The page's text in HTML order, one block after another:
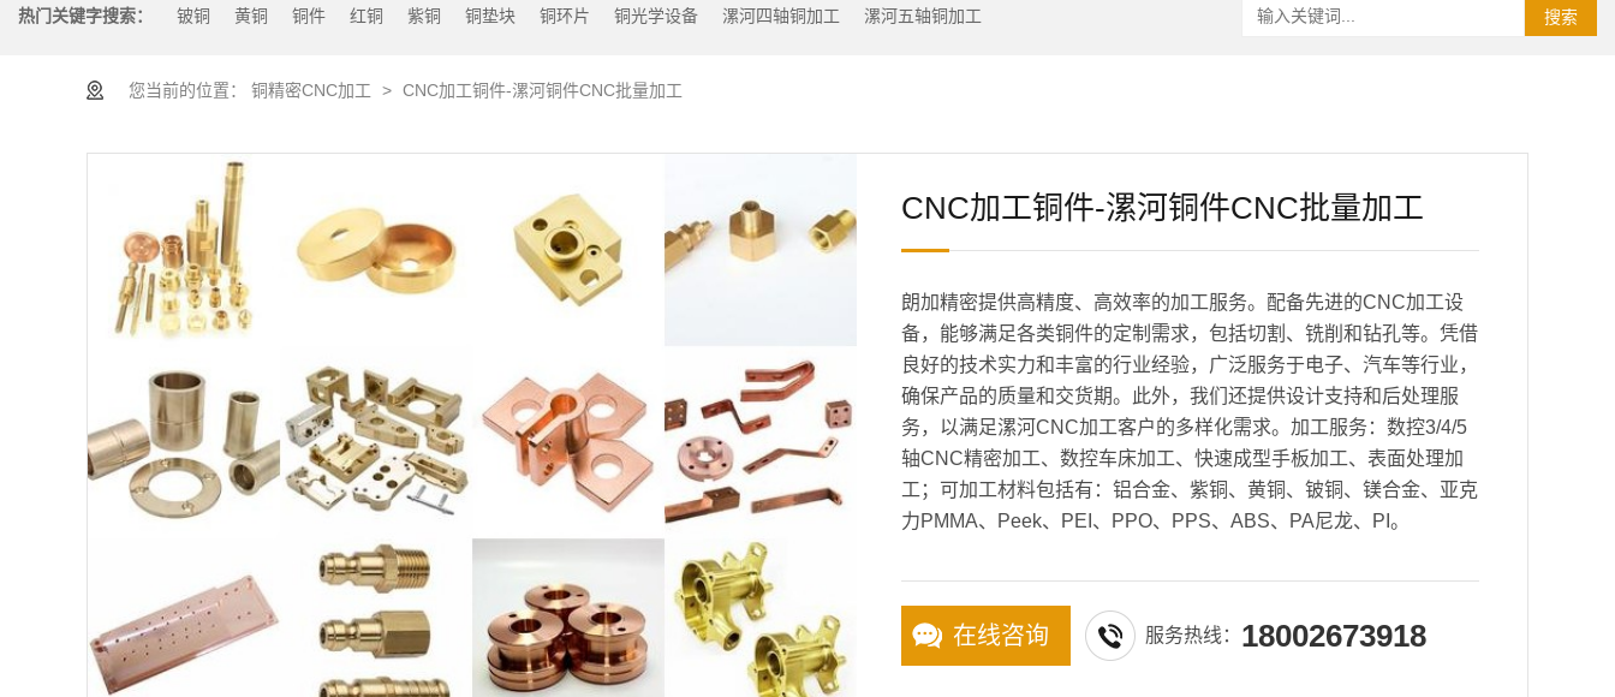
热门关键字搜索： 铍铜 黄铜 铜件 红铜 紫铜 铜垫块 铜环片 铜光学设备 漯河四轴铜加工 漯河五轴铜加工 搜索
您当前的位置： 铜精密CNC加工 > CNC加工铜件-漯河铜件CNC批量加工
CNC加工铜件-漯河铜件CNC批量加工
朗加精密提供高精度、高效率的加工服务。配备先进的CNC加工设
备，能够满足各类铜件的定制需求，包括切割、铣削和钻孔等。凭借
良好的技术实力和丰富的行业经验，广泛服务于电子、汽车等行业，
确保产品的质量和交货期。此外，我们还提供设计支持和后处理服
务，以满足漯河CNC加工客户的多样化需求。加工服务：数控3/4/5
轴CNC精密加工、数控车床加工、快速成型手板加工、表面处理加
工；可加工材料包括有：铝合金、紫铜、黄铜、铍铜、镁合金、亚克
力PMMA、Peek、PEI、PPO、PPS、ABS、PA尼龙、PI。
在线咨询 服务热线： 18002673918